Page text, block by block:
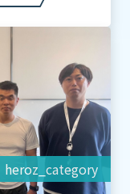
heroz_category